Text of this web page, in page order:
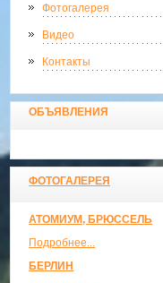
Фотогалерея
Видео
Контакты
ОБЪЯВЛЕНИЯ
ФОТОГАЛЕРЕЯ
АТОМИУМ, БРЮССЕЛЬ
Подробнее...
БЕРЛИН